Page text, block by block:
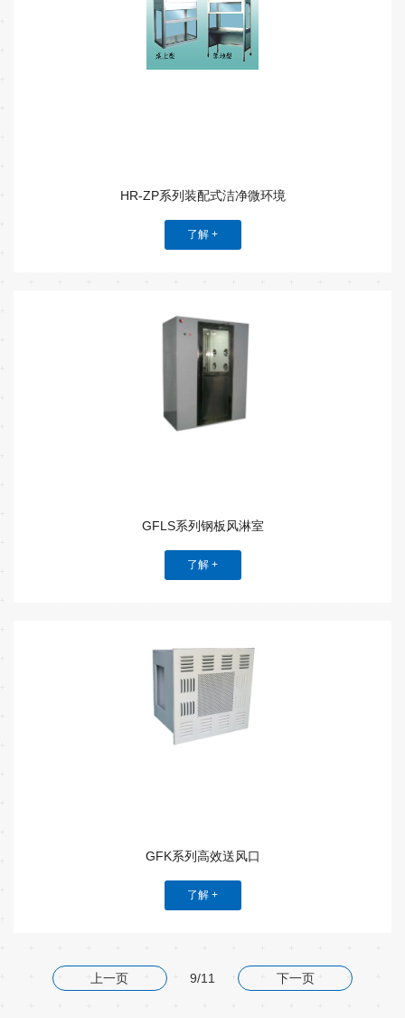
HR-ZP系列装配式洁净微环境
了解 +
GFLS系列钢板风淋室
了解 +
GFK系列高效送风口
了解 +
上一页 9/11 下一页